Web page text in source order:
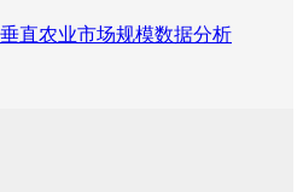
直农业市场规模数据分析